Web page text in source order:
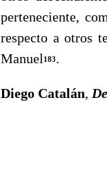
perteneciente,
respecto a otros
Manuel 183.
Diego Catalán,